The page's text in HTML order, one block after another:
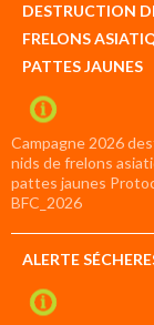
DESTRUCTION
FRELONS
PATTES JAUNES
Campagne 2026
nids de frelons
pattes jaunes
BFC_2026
ALERTE